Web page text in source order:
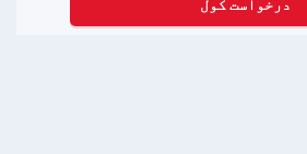
درخواست کول